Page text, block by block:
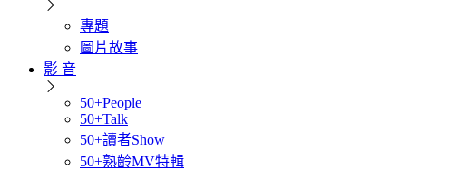
專題
圖片故事
影 音
50+People
50+Talk
50+讀者Show
50+熟齡MV特輯